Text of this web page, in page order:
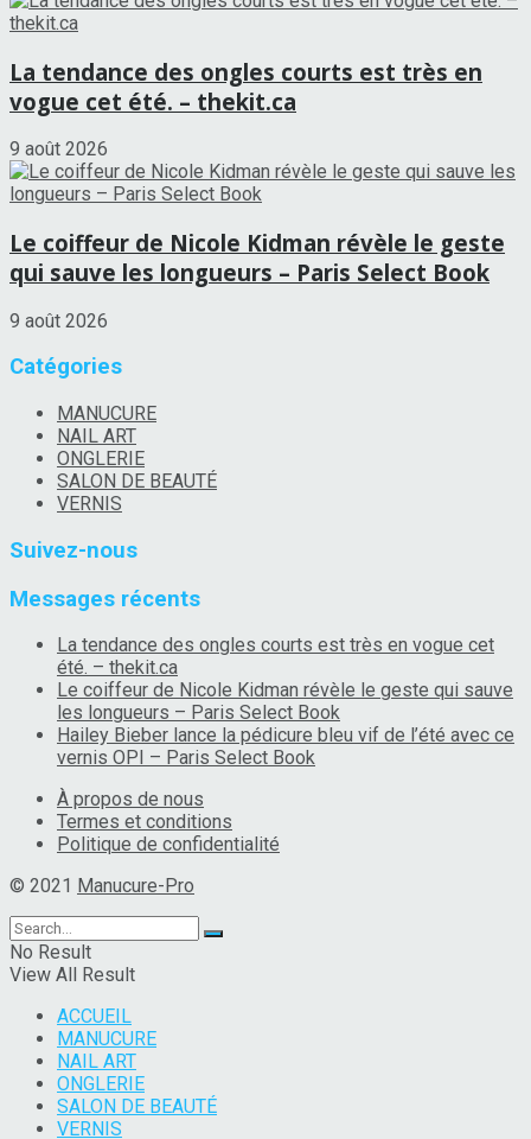
La tendance des ongles courts est très en
vogue cet été. – thekit.ca
9 août 2026
Le coiffeur de Nicole Kidman révèle le geste
qui sauve les longueurs – Paris Select Book
9 août 2026
Catégories
MANUCURE
NAIL ART
ONGLERIE
SALON DE BEAUTÉ
VERNIS
Suivez-nous
Messages récents
La tendance des ongles courts est très en vogue cet
été. – thekit.ca
Le coiffeur de Nicole Kidman révèle le geste qui sauve
les longueurs – Paris Select Book
Hailey Bieber lance la pédicure bleu vif de l’été avec ce
vernis OPI – Paris Select Book
À propos de nous
Termes et conditions
Politique de confidentialité
© 2021 Manucure-Pro
No Result
View All Result
ACCUEIL
MANUCURE
NAIL ART
ONGLERIE
SALON DE BEAUTÉ
VERNIS